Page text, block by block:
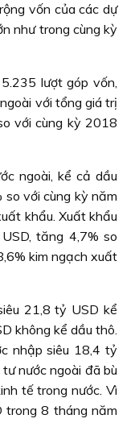
vốn của các dự
như trong cùng kỳ
lượt góp vốn,
với tổng giá trị
với cùng kỳ 2018
ngoài, kể cả dầu
với cùng kỳ năm
khẩu. Xuất khẩu
tăng 4,7% so
kim ngạch xuất
21,8 tỷ USD kể
không kể dầu thô.
nhập siêu 18,4 tỷ
nước ngoài đã bù
tế trong nước. Vì
trong 8 tháng năm